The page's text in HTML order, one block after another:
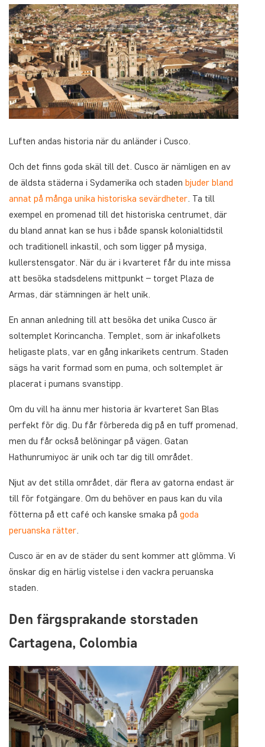
Luften andas historia när du anländer i Cusco.
Och det finns goda skäl till det. Cusco är nämligen en av
de äldsta städerna i Sydamerika och staden bjuder bland
annat på många unika historiska sevärdheter . Ta till
exempel en promenad till det historiska centrumet, där
du bland annat kan se hus i både spansk kolonialtidstil
och traditionell inkastil, och som ligger på mysiga,
kullerstensgator. När du är i kvarteret får du inte missa
att besöka stadsdelens mittpunkt – torget Plaza de
Armas, där stämningen är helt unik.
En annan anledning till att besöka det unika Cusco är
soltemplet Korincancha. Templet, som är inkafolkets
heligaste plats, var en gång inkarikets centrum. Staden
sägs ha varit formad som en puma, och soltemplet är
placerat i pumans svanstipp.
Om du vill ha ännu mer historia är kvarteret San Blas
perfekt för dig. Du får förbereda dig på en tuff promenad,
men du får också belöningar på vägen. Gatan
Hathunrumiyoc är unik och tar dig till området.
Njut av det stilla området, där flera av gatorna endast är
till för fotgängare. Om du behöver en paus kan du vila
fötterna på ett café och kanske smaka på goda
peruanska rätter
Cusco är en av de städer du sent kommer att glömma. Vi
önskar dig en härlig vistelse i den vackra peruanska
staden.
Den färgsprakande storstaden
Cartagena, Colombia